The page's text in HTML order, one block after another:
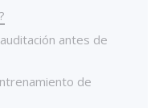
antes de
de